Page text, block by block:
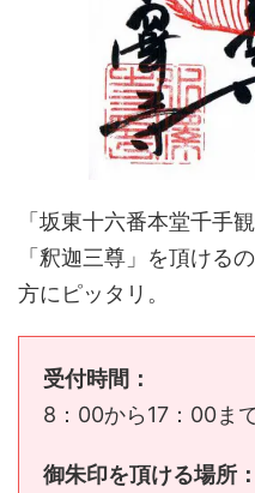
「坂東十六番本堂千手
「釈迦三尊」を頂ける
方にピッタリ。
受付時間：
8：00から17：00まで
御朱印を頂ける場所：